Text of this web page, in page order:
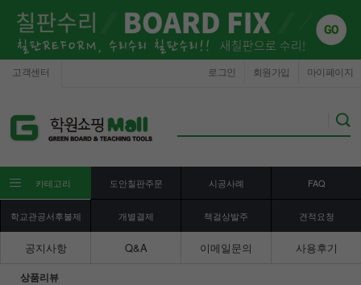
고객센터 마이페이지
회원가입
로그인
카테고리 도안칠판주문 시공사례 FAQ
학교관공서후불제 개별결제 책걸상발주 견적요청
공지사항 Q&A 이메일문의 사용후기
상품리뷰